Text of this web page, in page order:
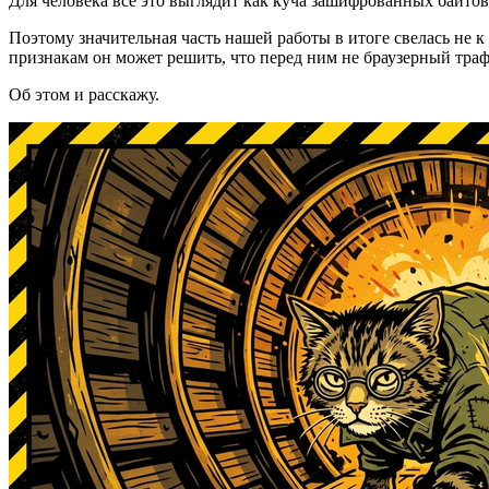
Поэтому значительная часть нашей работы в итоге свелась
признакам он может решить, что перед ним не браузерный
Об этом и расскажу.